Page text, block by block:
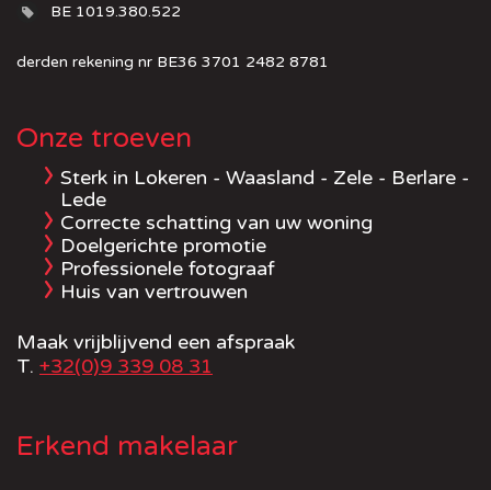
BE 1019.380.522
derden rekening nr BE36 3701 2482 8781
Onze troeven
Sterk in Lokeren - Waasland - Zele - Berlare -
Lede
Correcte schatting van uw woning
Doelgerichte promotie
Professionele fotograaf
Huis van vertrouwen
Maak vrijblijvend een afspraak
T. +32(0)9 339 08 31
Erkend makelaar